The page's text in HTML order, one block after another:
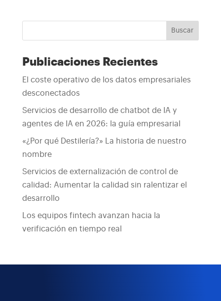
Buscar
Publicaciones Recientes
El coste operativo de los datos empresariales
desconectados
Servicios de desarrollo de chatbot de IA y
agentes de IA en 2026: la guía empresarial
«¿Por qué Destilería?» La historia de nuestro
nombre
Servicios de externalización de control de
calidad: Aumentar la calidad sin ralentizar el
desarrollo
Los equipos fintech avanzan hacia la
verificación en tiempo real